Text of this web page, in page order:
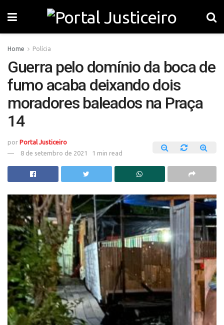
Home Polícia
Guerra pelo domínio da boca de
fumo acaba deixando dois
moradores baleados na Praça
14
por Portal Justiceiro
8 de setembro de 2021
1 min read